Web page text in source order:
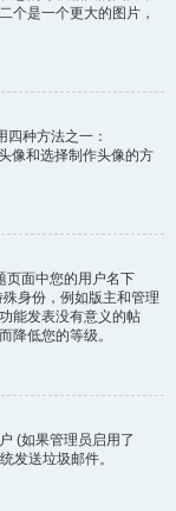
个是一个更大的图片，
四种方法之一：
像和选择制作头像的方
页面中您的用户名下
身份，例如版主和管理
能发表没有意义的帖
降低您的等级。
(如果管理员启用了
发送垃圾邮件。